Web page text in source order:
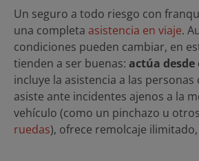
Un seguro a todo riesgo con
una completa asistencia en viaje.
condiciones pueden cambiar, en
tienden a ser buenas: actúa
incluye la asistencia a las
asiste ante incidentes ajenos a la
vehículo (como un pinchazo u otros
ruedas), ofrece remolcaje